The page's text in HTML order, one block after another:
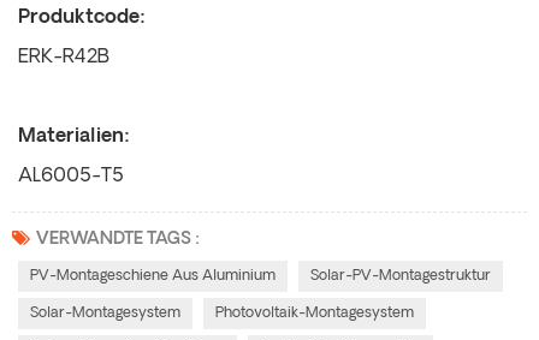
Produktcode:
ERK-R42B
Materialien:
AL6005-T5
VERWANDTE TAGS :
PV-Montageschiene Aus Aluminium Solar-PV-Montagestruktur
Solar-Montagesystem Photovoltaik-Montagesystem